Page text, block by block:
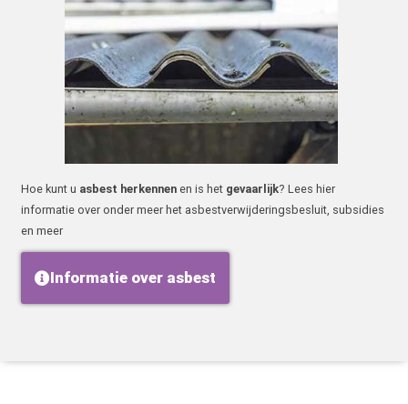
Hoe kunt u asbest herkennen en is het gevaarlijk? Lees hier
informatie over onder meer het asbestverwijderingsbesluit, subsidies
en meer
Informatie over asbest